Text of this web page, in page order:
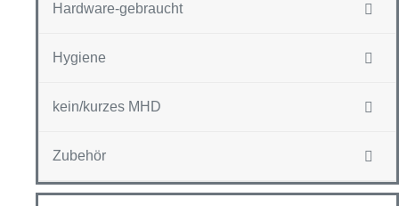
Hardware-gebraucht
Hygiene
kein/kurzes MHD
Zubehör